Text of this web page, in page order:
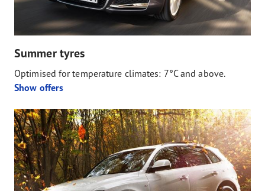
Summer tyres
Optimised for temperature climates: 7°C and above.
Show offers